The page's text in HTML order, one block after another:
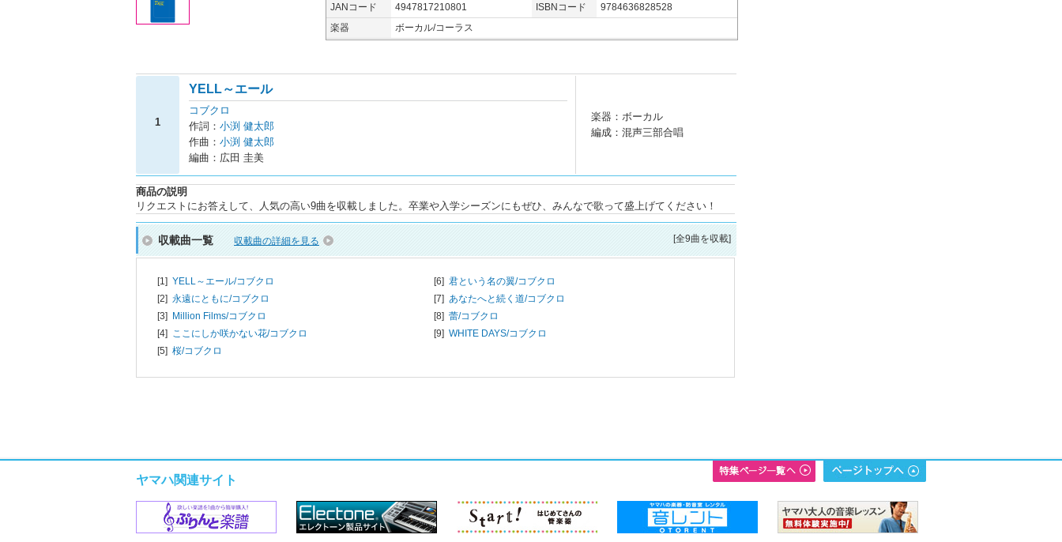
JANコード
4947817210801 ISBNコード
9784636828528
楽器
ボーカル/コーラス
1
YELL～エール
コブクロ
作詞： 小渕 健太郎
作曲： 小渕 健太郎
編曲：広田 圭美
楽器：ボーカル
編成：混声三部合唱
商品の説明
リクエストにお答えして、人気の高い9曲を収載しました。卒業や入学シーズンにもぜひ、みんなで歌って盛上げてください！
収載曲一覧 収載曲の詳細を見る [全9曲を収載]
[1] YELL～エール/コブクロ
[2] 永遠にともに/コブクロ
[3] Million Films/コブクロ
[4] ここにしか咲かない花/コブクロ
[5] 桜/コブクロ
[6] 君という名の翼/コブクロ
[7] あなたへと続く道/コブクロ
[8] 蕾/コブクロ
[9] WHITE DAYS/コブクロ
ヤマハ関連サイト